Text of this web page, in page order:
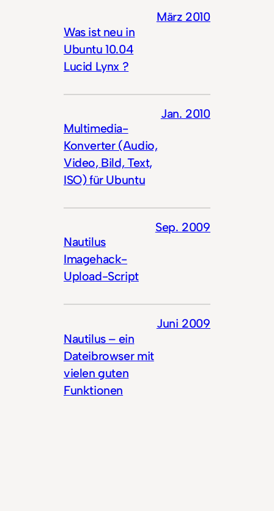
Was ist neu in
Ubuntu 10.04
Lucid Lynx ?
März 2010
Multimedia-
Konverter (Audio,
Video, Bild, Text,
ISO) für Ubuntu
Jan. 2010
Nautilus
Imagehack-
Upload-Script
Sep. 2009
Nautilus – ein
Dateibrowser mit
vielen guten
Funktionen
Juni 2009